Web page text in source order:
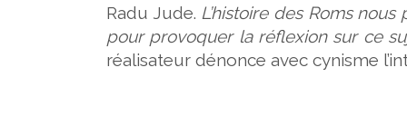
Radu Jude. L’histoire des Roms
pour provoquer la réflexion sur ce
réalisateur dénonce avec cynisme